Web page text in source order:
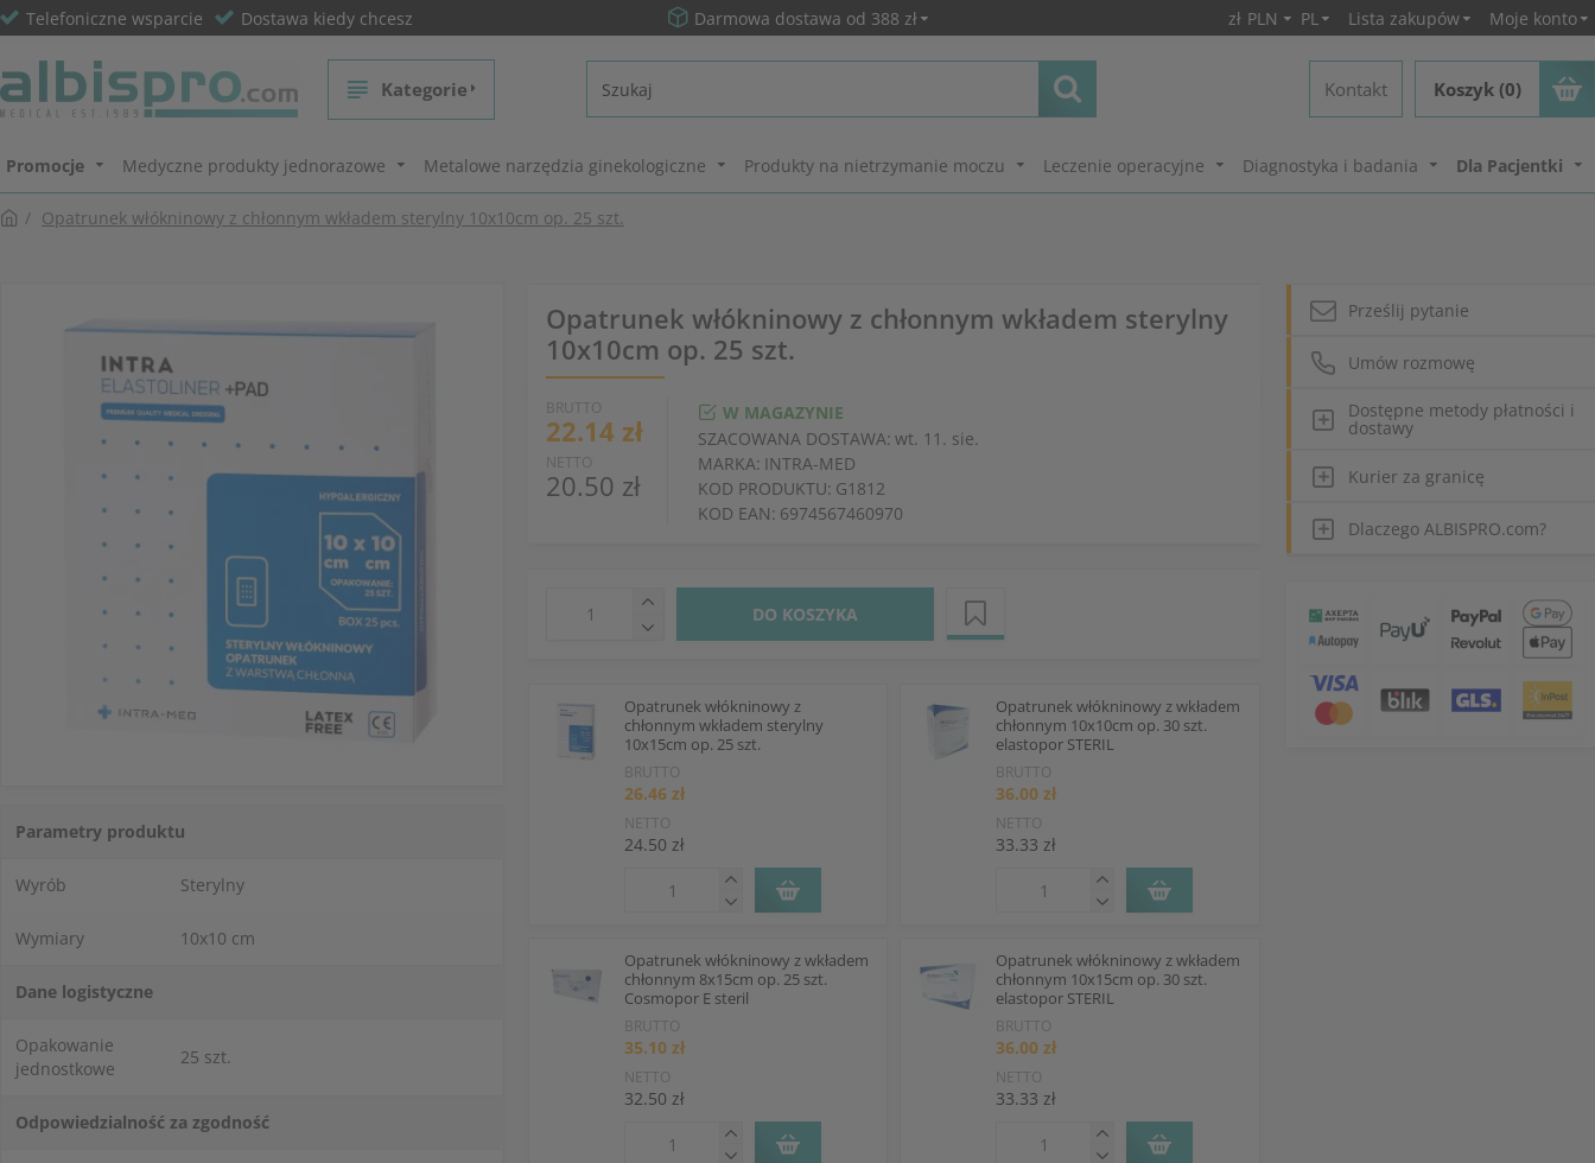
Telefoniczne wsparcie Dostawa kiedy chcesz Darmowa dostawa od 388 zł zł PLN PL Lista zakupów Moje konto
Kategorie Kontakt Koszyk (0)
Promocje Medyczne produkty jednorazowe Metalowe narzędzia ginekologiczne Produkty na nietrzymanie moczu Leczenie operacyjne Diagnostyka i badania Dla Pacjentki
Opatrunek włókninowy z chłonnym wkładem sterylny 10x10cm op. 25 szt.
Parametry produktu
Wyrób Sterylny
Wymiary 10x10 cm
Dane logistyczne
Opakowanie
jednostkowe
25 szt.
Odpowiedzialność za zgodność
Opatrunek włókninowy z chłonnym wkładem sterylny
10x10cm op. 25 szt.
BRUTTO
22.14 zł
NETTO
20.50 zł
W MAGAZYNIE
SZACOWANA DOSTAWA: wt. 11. sie.
MARKA: INTRA-MED
KOD PRODUKTU: G1812
KOD EAN: 6974567460970
DO KOSZYKA
Opatrunek włókninowy z
chłonnym wkładem sterylny
10x15cm op. 25 szt.
BRUTTO
26.46 zł
NETTO
24.50 zł
Opatrunek włókninowy z wkładem
chłonnym 10x10cm op. 30 szt.
elastopor STERIL
BRUTTO
36.00 zł
NETTO
33.33 zł
Opatrunek włókninowy z wkładem
chłonnym 8x15cm op. 25 szt.
Cosmopor E steril
BRUTTO
35.10 zł
NETTO
32.50 zł
Opatrunek włókninowy z wkładem
chłonnym 10x15cm op. 30 szt.
elastopor STERIL
BRUTTO
36.00 zł
NETTO
33.33 zł
Prześlij pytanie
Umów rozmowę
Dostępne metody płatności i
dostawy
Kurier za granicę
Dlaczego ALBISPRO.com?